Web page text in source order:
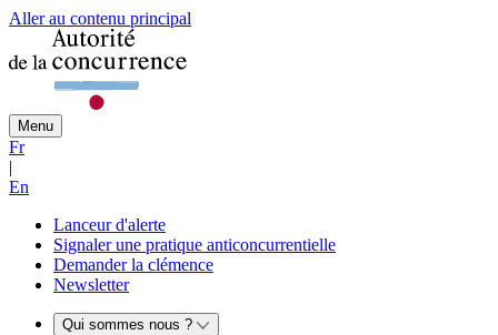
Aller au contenu principal
Menu
Fr
|
En
Lanceur d'alerte
Signaler une pratique anticoncurrentielle
Demander la clémence
Newsletter
Qui sommes nous ?